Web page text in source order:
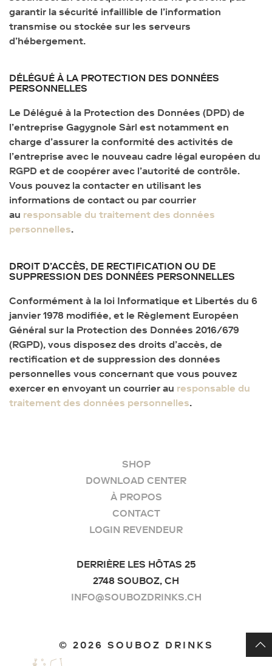
garantir la sécurité infaillible de l’information
transmise ou stockée sur les serveurs
d’hébergement.
DÉLÉGUÉ À LA PROTECTION DES DONNÉES
PERSONNELLES
Le Délégué à la Protection des Données (DPD) de
l’entreprise Gagygnole Sàrl est notamment en
charge d’assurer la conformité des activités de
l’entreprise avec le nouveau cadre légal européen du
RGPD et de coopérer avec l’autorité de contrôle.
Vous pouvez la contacter en utilisant les
informations de contact ou par courrier
au responsable du traitement des données
personnelles.
DROIT D’ACCÈS, DE RECTIFICATION OU DE
SUPPRESSION DES DONNÉES PERSONNELLES
Conformément à la loi Informatique et Libertés du 6
janvier 1978 modifiée, et le Règlement Européen
Général sur la Protection des Données 2016/679
(RGPD), vous disposez des droits d’accès, de
rectification et de suppression des données
personnelles vous concernant que vous pouvez
exercer en envoyant un courrier au responsable du
traitement des données personnelles.
SHOP
DOWNLOAD CENTER
À PROPOS
CONTACT
LOGIN REVENDEUR
DERRIÈRE LES HÔTAS 25
2748 SOUBOZ, CH
INFO@SOUBOZDRINKS.CH
© 2026 SOUBOZ DRINKS